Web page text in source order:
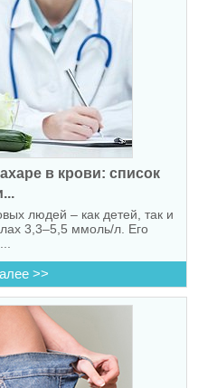
в крови: список
людей – как детей, так и
3,3–5,5 ммоль/л. Его
>>